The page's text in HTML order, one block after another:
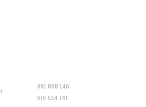
881 888 146
615 624 141